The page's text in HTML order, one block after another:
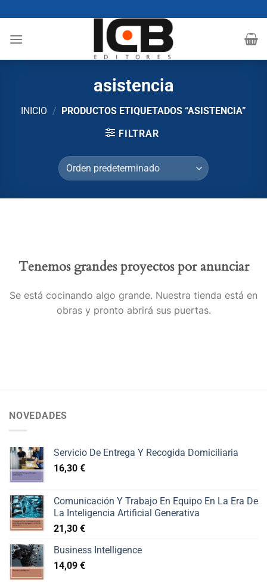
al
contenido
asistencia
INICIO /
PRODUCTOS ETIQUETADOS “ASISTENCIA”
FILTRAR
Tenemos grandes proyectos por anunciar
Se está cocinando algo grande. Nuestra tienda está en
obras y pronto abrirá sus puertas.
NOVEDADES
Servicio De Entrega Y Recogida Domiciliaria
16,30 €
Comunicación Y Trabajo En Equipo En La Era De
La Inteligencia Artificial Generativa
21,30 €
Business Intelligence
14,09 €